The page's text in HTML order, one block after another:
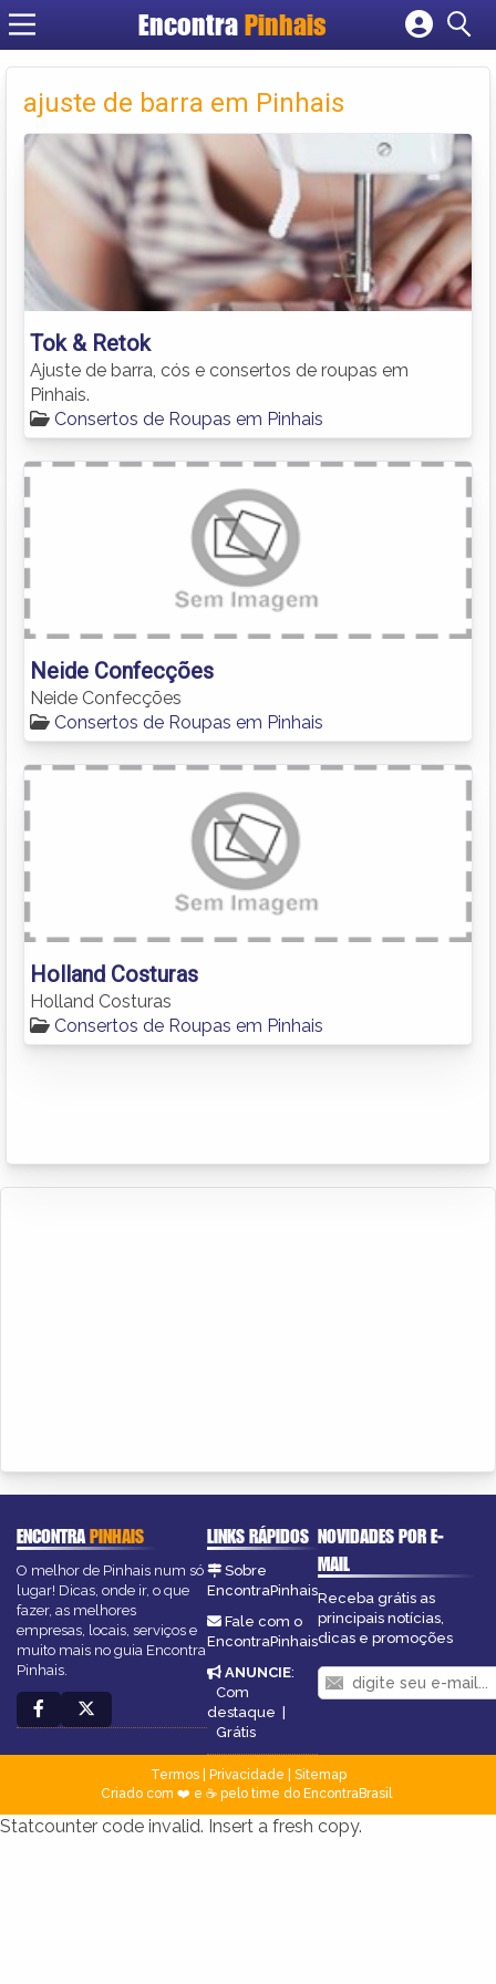
Encontra Pinhais
Cadastrar empresa
Criar conta
ajuste de barra em Pinhais
Tok & Retok
Ajuste de barra, cós e consertos de roupas em
Pinhais.
Consertos de Roupas em Pinhais
Neide Confecções
Neide Confecções
Consertos de Roupas em Pinhais
Holland Costuras
Holland Costuras
Consertos de Roupas em Pinhais
ENCONTRAPINHAIS
O melhor de Pinhais num só
lugar! Dicas, onde ir, o que
fazer, as melhores
empresas, locais, serviços e
muito mais no guia Encontra
Pinhais.
LINKS RÁPIDOS
Sobre
EncontraPinhais
Fale com o
EncontraPinhais
ANUNCIE:
Com
destaque |
Grátis
NOVIDADES POR E-
MAIL
Receba grátis as
principais notícias,
dicas e promoções
Termos| Privacidade
Sitemap
Criado com ❤️ e ☕ pelo time do EncontraBrasil
Statcounter code invalid. Insert a fresh copy.